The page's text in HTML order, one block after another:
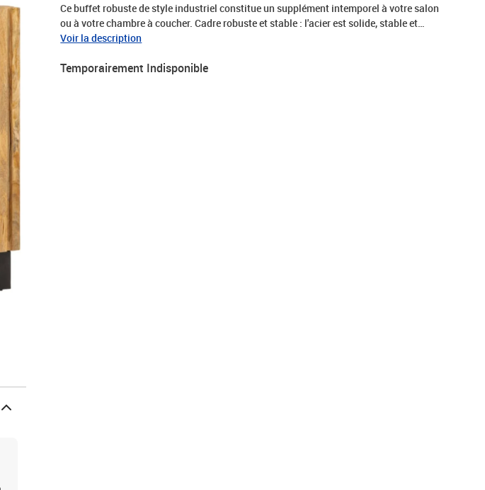
Ce buffet robuste de style industriel constitue un supplément intemporel à votre salon
ou à votre chambre à coucher. Cadre robuste et stable : l'acier est solide, stable et
durable, ce qui en fait un choix idéal pour un large éventail d'applications, de la
manguier massif est un bois dur tropical solide qui fait des meubles robustes. Ses
Voir la description
Temporairement Indisponible